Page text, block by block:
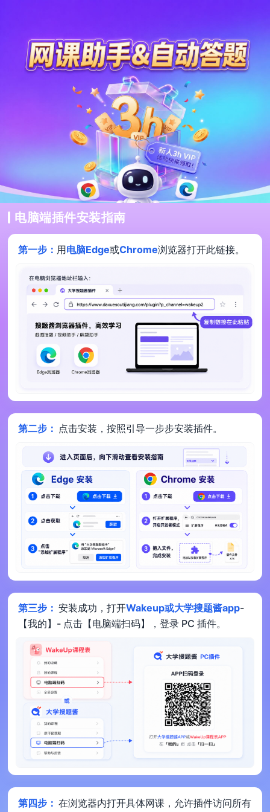
电脑端插件安装指南
第一步： 用电脑Edge或Chrome浏览器打开此链接。
第二步： 点击安装，按照引导一步步安装插件。
第三步： 安装成功，打开Wakeup或大学搜题酱app-
【我的】- 点击【电脑端扫码】，登录 PC 插件。
第四步： 在浏览器内打开具体网课，允许插件访问所有